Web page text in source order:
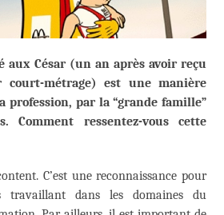
aux César (un an après avoir reçu
court-métrage) est une manière
profession, par la “grande famille”
Comment ressentez-vous cette
C’est une reconnaissance pour
travaillant dans les domaines du